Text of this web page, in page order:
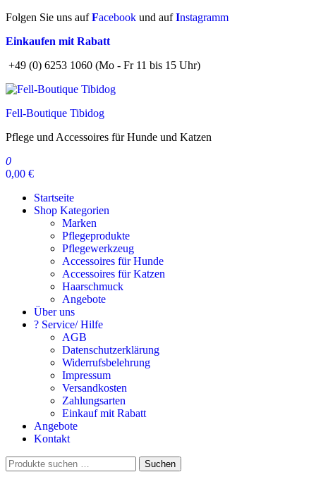
Zum
springen
Folgen Sie uns aufFacebook und aufInstagramm
Einkaufen mit Rabatt
+49 (0) 6253 1060 (Mo - Fr 11 bis 15 Uhr)
Fell-Boutique Tibidog
Pflege und Accessoires für Hunde und Katzen
0
0,00 €
Startseite
Shop Kategorien
Marken
Pflegeprodukte
Pflegewerkzeug
Accessoires für Hunde
Accessoires für Katzen
Haarschmuck
Angebote
Über uns
? Service/ Hilfe
AGB
Datenschutzerklärung
Widerrufsbelehrung
Impressum
Versandkosten
Zahlungsarten
Einkauf mit Rabatt
Angebote
Kontakt
Suchen
nach:
Suchen